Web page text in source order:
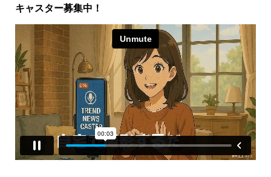
キャスター募集中！